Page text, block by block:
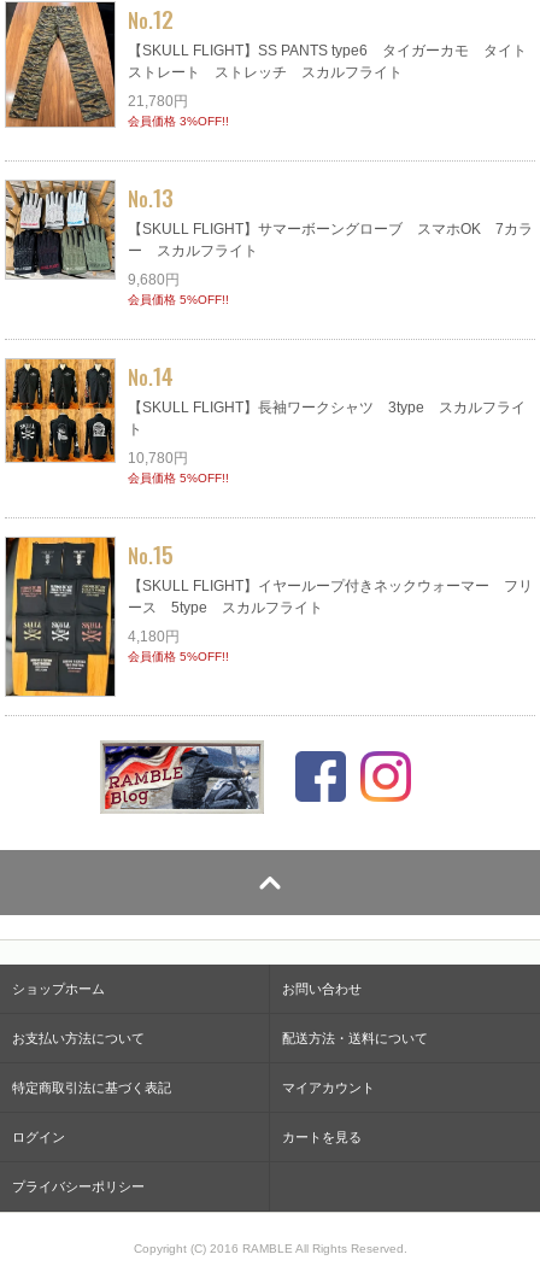
No.12
【SKULL FLIGHT】SS PANTS type6 タイガーカモ タイト
ストレート ストレッチ スカルフライト
21,780円
会員価格 3%OFF!!
No.13
【SKULL FLIGHT】サマーボーングローブ スマホOK 7カラ
ー スカルフライト
9,680円
会員価格 5%OFF!!
No.14
【SKULL FLIGHT】長袖ワークシャツ 3type スカルフライ
ト
10,780円
会員価格 5%OFF!!
No.15
【SKULL FLIGHT】イヤーループ付きネックウォーマー フリ
ース 5type スカルフライト
4,180円
会員価格 5%OFF!!
ショップホーム お問い合わせ
お支払い方法について 配送方法・送料について
特定商取引法に基づく表記 マイアカウント
ログイン カートを見る
プライバシーポリシー
Copyright (C) 2016 RAMBLE All Rights Reserved.